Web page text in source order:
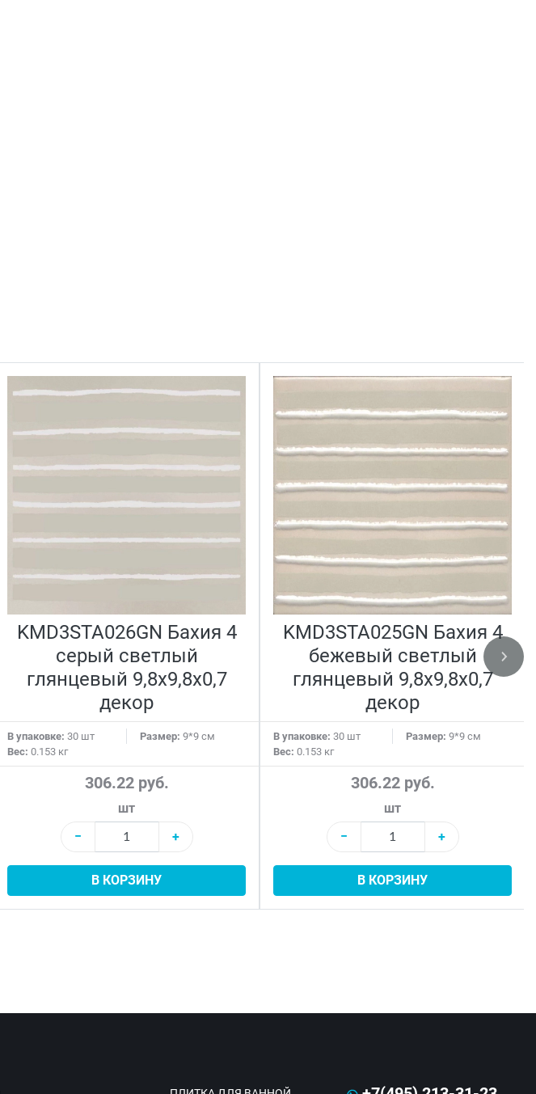
KMD3STA026GN Бахия 4
серый светлый
глянцевый 9,8x9,8x0,7
декор
В упаковке: 30 шт Размер: 9*9 см
Вес: 0.153 кг
306.22 руб.
шт
−
+
В КОРЗИНУ
KMD3STA025GN Бахия 4
бежевый светлый
глянцевый 9,8x9,8x0,7
декор
В упаковке: 30 шт Размер: 9*9 см
Вес: 0.153 кг
306.22 руб.
шт
−
+
В КОРЗИНУ